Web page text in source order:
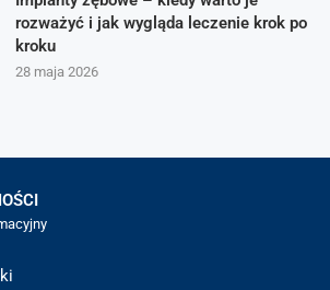
rozważyć i jak wygląda leczenie krok po
kroku
28 maja 2026